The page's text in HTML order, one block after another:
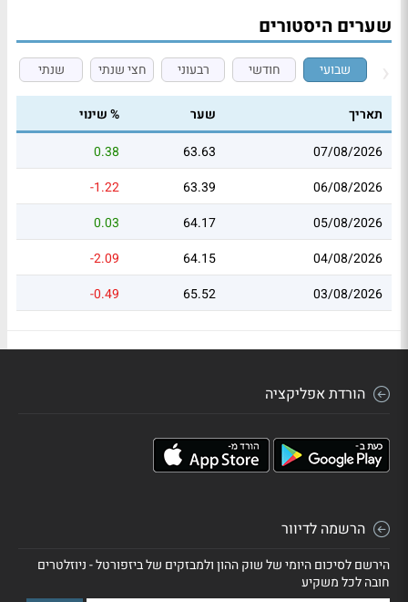
שערים היסטורים
שבועי חודשי רבעוני חצי שנתי שנתי
תאריך שער
% שינוי
07/08/2026
63.63
0.38
06/08/2026
63.39
-1.22
05/08/2026
64.17
0.03
04/08/2026
64.15
-2.09
03/08/2026
65.52
-0.49
הורדת אפליקציה
הרשמה לדיוור
הירשם לסיכום היומי של שוק ההון ולמבזקים של ביזפורטל - ניוזלטרים
חובה לכל משקיע